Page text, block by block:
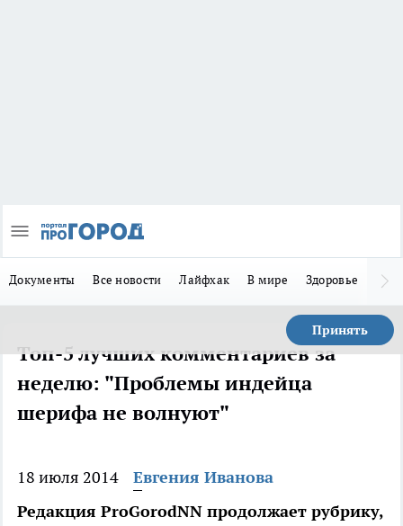
Документы Все новости Лайфхак В мире Здоровье
Принять
Топ-5 лучших комментариев за
неделю: "Проблемы индейца
шерифа не волнуют"
18 июля 2014
Евгения Иванова
Редакция ProGorodNN продолжает рубрику,